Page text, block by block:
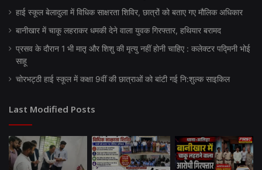
हाई स्कूल बेलादुला में विधिक साक्षरता शिविर, छात्रों को बताए गए मौलिक अधिकार
बानीखार में चाकू लहराकर धमकी देने वाला युवक गिरफ्तार, हथियार बरामद
प्रसव के दौरान 1 भी मातृ और शिशु की मृत्यु नहीं होनी चाहिए : कलेक्टर पद्मिनी भोई
साहू
चोरभट्ठी हाई स्कूल में कक्षा 9वीं की छात्राओं को बांटी गई नि:शुल्क साइकिल
Last Modified Posts